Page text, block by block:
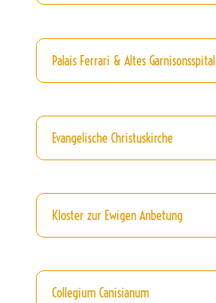
Palais Ferrari & Altes Garnisonsspital
Evangelische Christuskirche
Kloster zur Ewigen Anbetung
Collegium Canisianum